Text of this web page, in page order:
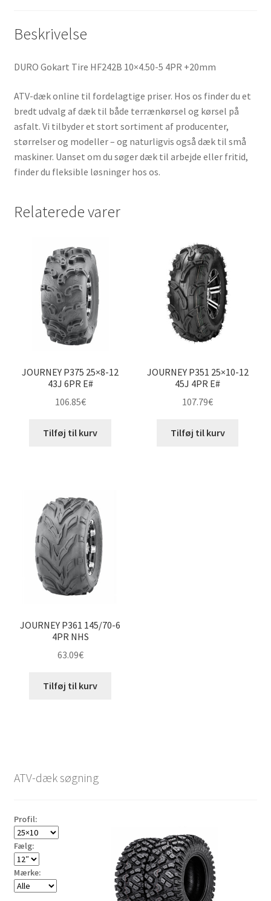
Beskrivelse
DURO Gokart Tire HF242B 10×4.50-5 4PR +20mm
ATV-dæk online til fordelagtige priser. Hos os finder du et
bredt udvalg af dæk til både terrænkørsel og kørsel på
asfalt. Vi tilbyder et stort sortiment af producenter,
størrelser og modeller – og naturligvis også dæk til små
maskiner. Uanset om du søger dæk til arbejde eller fritid,
finder du fleksible løsninger hos os.
Relaterede varer
JOURNEY P375 25×8-12
43J 6PR E#
106.85€
Tilføj til kurv
JOURNEY P351 25×10-12
45J 4PR E#
107.79€
Tilføj til kurv
JOURNEY P361 145/70-6
4PR NHS
63.09€
Tilføj til kurv
ATV-dæk søgning
Profil:
Fælg:
Mærke: